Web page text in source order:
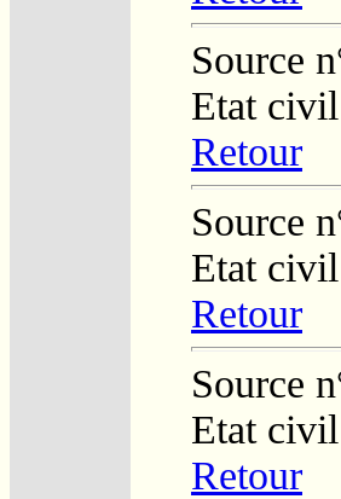
Source
Etat
Retour
Source
Etat
Retour
Source
Etat
Retour